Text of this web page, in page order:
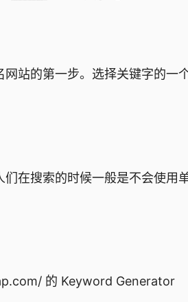
站的第一步。选择关键字的一
搜索的时候一般是不会使用单
的 Keyword Generator